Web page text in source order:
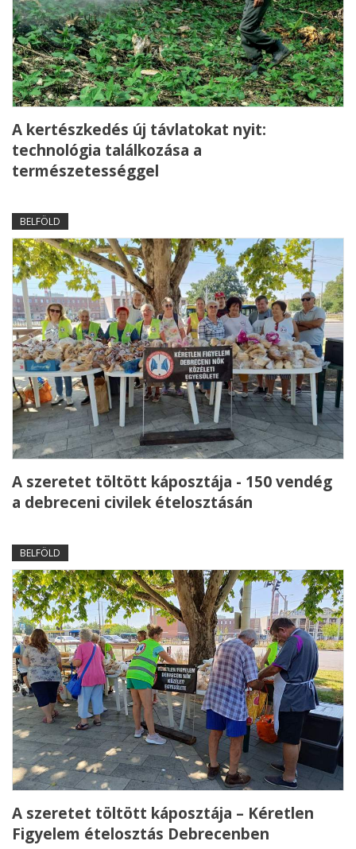
A kertészkedés új távlatokat nyit:
technológia találkozása a
természetességgel
BELFÖLD
A szeretet töltött káposztája - 150 vendég
a debreceni civilek ételosztásán
BELFÖLD
A szeretet töltött káposztája – Kéretlen
Figyelem ételosztás Debrecenben